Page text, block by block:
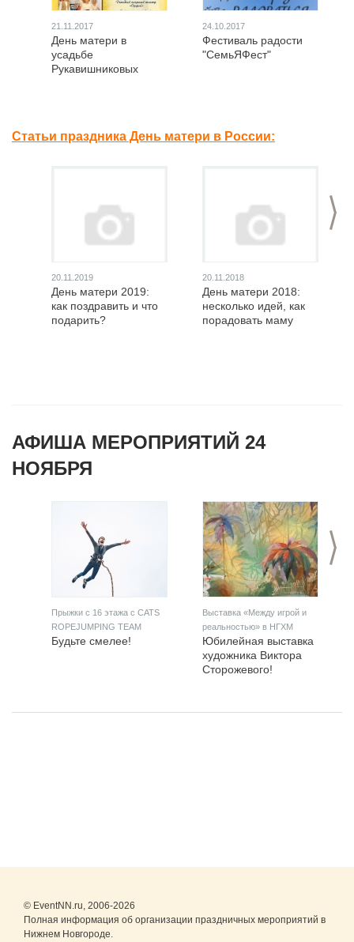
21.11.2017
День матери в
усадьбе
Рукавишниковых
24.10.2017
Фестиваль радости
"СемьЯФест"
Статьи праздника День матери в России:
>
20.11.2019
День матери 2019:
как поздравить и что
подарить?
20.11.2018
День матери 2018:
несколько идей, как
порадовать маму
АФИША МЕРОПРИЯТИЙ 24
НОЯБРЯ
>
Прыжки с 16 этажа с CATS
ROPEJUMPING TEAM
Будьте смелее!
Выставка «Между игрой и
реальностью» в НГХМ
Юбилейная выставка
художника Виктора
Сторожевого!
© EventNN.ru, 2006-2026
Полная информация об организации праздничных мероприятий в
Нижнем Новгороде.